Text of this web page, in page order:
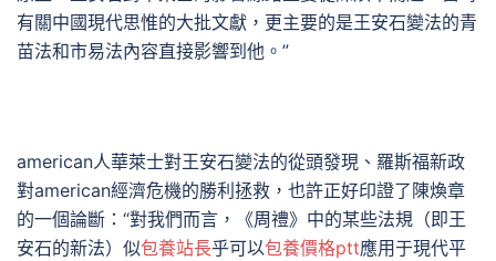
有關中國現代思惟的大批文獻，更主要的是王安石變法的青
苗法和市易法內容直接影響到他。”
american人華萊士對王安石變法的從頭發現、羅斯福新政
對american經濟危機的勝利拯救，也許正好印證了陳煥章
的一個論斷：“對我們而言，《周禮》中的某些法規（即王
安石的新法）似包養站長乎可以包養價格ptt應用于現代平